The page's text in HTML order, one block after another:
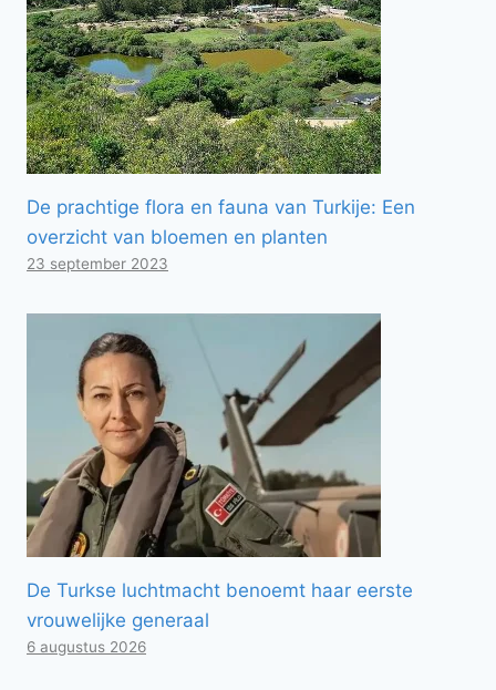
De prachtige flora en fauna van Turkije: Een
overzicht van bloemen en planten
23 september 2023
De Turkse luchtmacht benoemt haar eerste
vrouwelijke generaal
6 augustus 2026